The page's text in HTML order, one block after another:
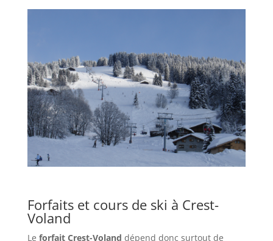
Forfaits et cours de ski à Crest-
Voland
Le forfait Crest-Voland dépend donc surtout de